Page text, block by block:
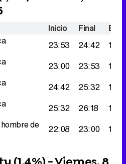
Inicio Final
23:53 24:42
23:00 23:53
24:42 25:32
25:32 26:18
de 22:08 23:00